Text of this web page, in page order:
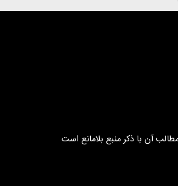
آن با ذکر منبع بلامانع است